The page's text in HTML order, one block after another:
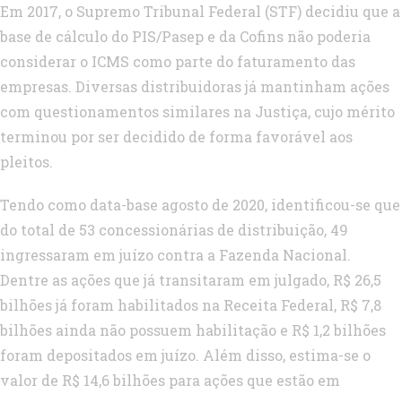
Em 2017, o Supremo Tribunal Federal (STF) decidiu que a
base de cálculo do PIS/Pasep e da Cofins não poderia
considerar o ICMS como parte do faturamento das
empresas. Diversas distribuidoras já mantinham ações
com questionamentos similares na Justiça, cujo mérito
terminou por ser decidido de forma favorável aos
pleitos.
Tendo como data-base agosto de 2020, identificou-se que
do total de 53 concessionárias de distribuição, 49
ingressaram em juízo contra a Fazenda Nacional.
Dentre as ações que já transitaram em julgado, R$ 26,5
bilhões já foram habilitados na Receita Federal, R$ 7,8
bilhões ainda não possuem habilitação e R$ 1,2 bilhões
foram depositados em juízo. Além disso, estima-se o
valor de R$ 14,6 bilhões para ações que estão em